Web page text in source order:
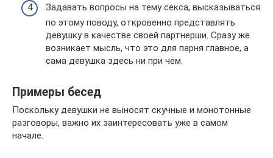
Задавать вопросы на тему секса, высказываться
по этому поводу, откровенно представлять
девушку в качестве своей партнерши. Сразу же
возникает мысль, что это для парня главное, а
сама девушка здесь ни при чем.
Примеры бесед
Поскольку девушки не выносят скучные и монотонные
разговоры, важно их заинтересовать уже в самом
начале.